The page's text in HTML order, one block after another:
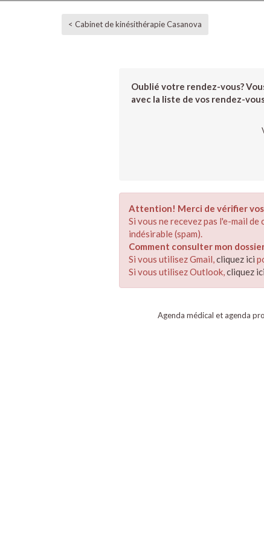
< Cabinet de kinésithérapie Casanova
Oublié votre rendez-vous?
avec la liste de vos rendez-
Attention! Merci de vérifier vos
Si vous ne recevez pas l'e-mail
indésirable (spam).
Comment consulter mon
Si vous utilisez Gmail,cliquez ici
Si vous utilisez Outlook,cliquez ici
Agenda médical et agenda